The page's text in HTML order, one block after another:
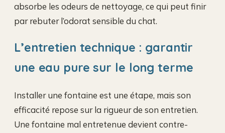
absorbe les odeurs de nettoyage, ce qui peut finir
par rebuter l’odorat sensible du chat.
L’entretien technique : garantir
une eau pure sur le long terme
Installer une fontaine est une étape, mais son
efficacité repose sur la rigueur de son entretien.
Une fontaine mal entretenue devient contre-